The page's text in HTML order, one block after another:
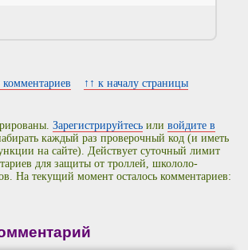
комментариев ↑↑ к началу страницы
Зарегистрируйтесь иливойдите в
каждый раз проверочный код (и иметь
на сайте). Действует суточный лимит
для защиты от троллей, школоло-
На текущий момент осталось комментариев: